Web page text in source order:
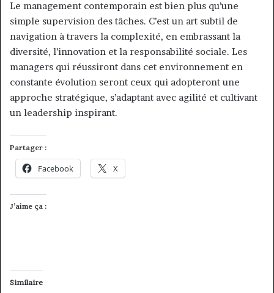
Le management contemporain est bien plus qu’une
simple supervision des tâches. C’est un art subtil de
navigation à travers la complexité, en embrassant la
diversité, l’innovation et la responsabilité sociale. Les
managers qui réussiront dans cet environnement en
constante évolution seront ceux qui adopteront une
approche stratégique, s’adaptant avec agilité et cultivant
un leadership inspirant.
Partager :
Facebook X
J’aime ça :
Similaire